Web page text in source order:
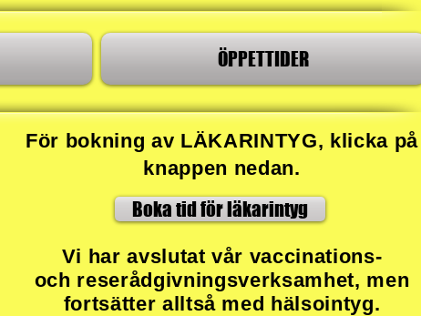
ÖPPETTIDER
För bokning av LÄKARINTYG, klicka på
knappen nedan.
Vi har avslutat vår vaccinations-
och reserådgivningsverksamhet, men
fortsätter alltså med hälsointyg.
Boka tid för läkarintyg